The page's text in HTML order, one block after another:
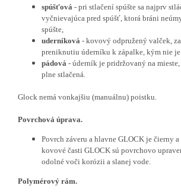
spúšťová - pri stlačení spúšte sa najprv
vyčnievajúca pred spúšť, ktorá bráni
spúšte,
uderníková - kovový odpružený valček,
preniknutiu úderníku k zápalke, kým nie je
pádová - úderník je pridržovaný na
plne stlačená.
Glock nemá vonkajšiu (manuálnu) poistku.
Povrchová úprava.
Povrch záveru a hlavne GLOCK je čierny
kovové časti GLOCK sú povrchovo
odolné voči korózii a slanej vode.
Polymérový rám.